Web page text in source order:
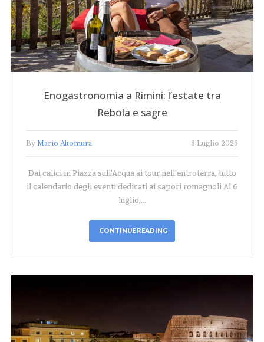
Enogastronomia a Rimini: l’estate tra
Rebola e sagre
By Mario Altomura 8 Luglio 2026
Dai calici in Piazza sull'Acqua ai tour nell'entroterra, tutto
il calendario degli eventi dedicati ai sapori romagnoli Al 6
luglio,…
CONTINUE READING